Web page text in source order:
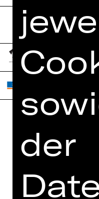
Home
Spielplan
Newsletter
der